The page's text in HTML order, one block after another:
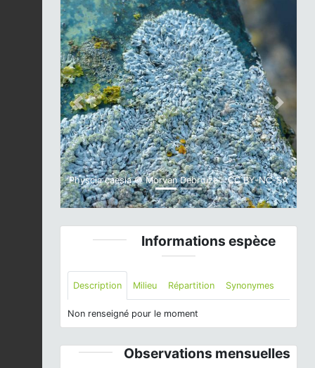
Physcia caesia © Morvan Debroize - CC BY-NC-SA
Previous Next
Informations espèce
Description Milieu Répartition Synonymes
Non renseigné pour le moment
Observations mensuelles